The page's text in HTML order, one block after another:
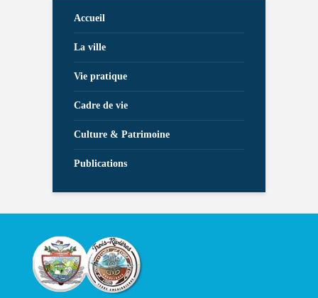
Accueil
La ville
Vie pratique
Cadre de vie
Culture & Patrimoine
Publications